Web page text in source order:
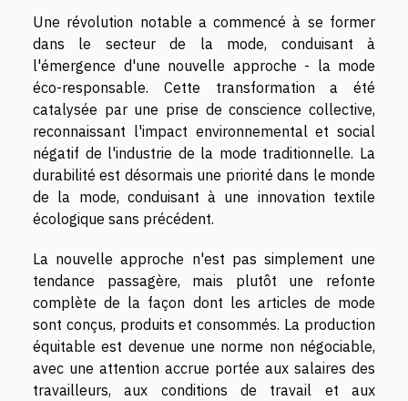
Une révolution notable a commencé à se former
dans le secteur de la mode, conduisant à
l'émergence d'une nouvelle approche - la mode
éco-responsable. Cette transformation a été
catalysée par une prise de conscience collective,
reconnaissant l'impact environnemental et social
négatif de l'industrie de la mode traditionnelle. La
durabilité est désormais une priorité dans le monde
de la mode, conduisant à une innovation textile
écologique sans précédent.
La nouvelle approche n'est pas simplement une
tendance passagère, mais plutôt une refonte
complète de la façon dont les articles de mode
sont conçus, produits et consommés. La production
équitable est devenue une norme non négociable,
avec une attention accrue portée aux salaires des
travailleurs, aux conditions de travail et aux